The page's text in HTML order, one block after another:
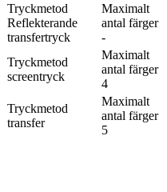
Tryckmetod
Reflekterande
transfertryck
Maximalt
antal färger
-
Tryckmetod
screentryck
Maximalt
antal färger
4
Tryckmetod
transfer
Maximalt
antal färger
5